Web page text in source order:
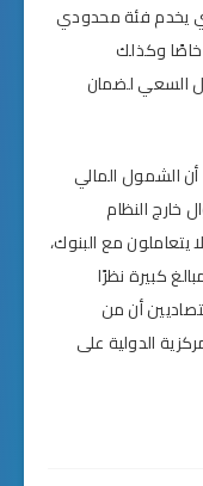
يخدم فئة محدودي
وكذلك
السعي لضمان
الشمول المالي
خارج النظام
يتعاملون مع البنوك،
كبيرة نظرًا
أن من
الدولية على